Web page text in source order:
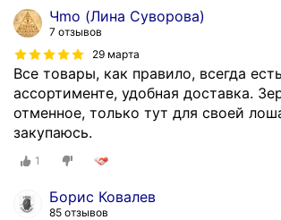
Чmo (Лина Суворова)
7 отзывов
29 марта
Все товары, как правило, всегда
ассортименте, удобная доставка.
отменное, только тут для своей
закупаюсь.
1
Борис Ковалев
85 отзывов